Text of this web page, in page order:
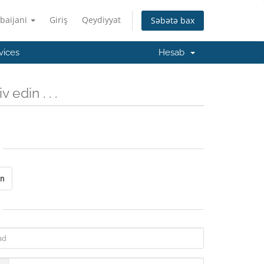
Giriş Qeydiyyat Səbətə bax
Hesab
edin . . .